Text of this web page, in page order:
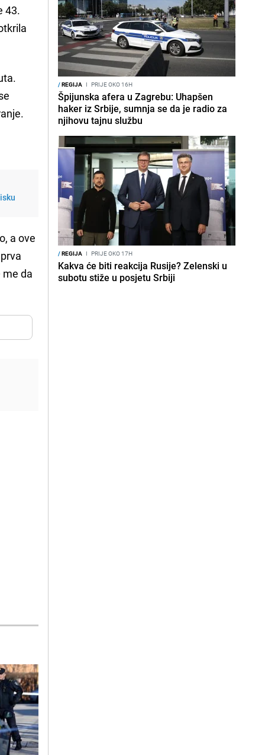
43.
a ove
me da
/REGIJA I PRIJE OKO 16H
Špijunska afera u Zagrebu: Uhapšen
haker iz Srbije, sumnja se da je radio za
njihovu tajnu službu
/REGIJA I PRIJE OKO 17H
Kakva će biti reakcija Rusije? Zelenski u
subotu stiže u posjetu Srbiji